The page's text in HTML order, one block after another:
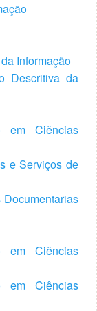
Informação
Descritiva da
em Ciências
e Serviços de
em Ciências
em Ciências